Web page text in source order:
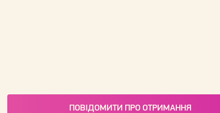
ПОВІДОМИТИ ПРО ОТРИМАННЯ